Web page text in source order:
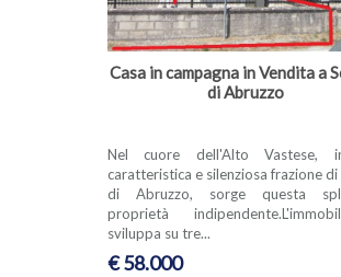
Casa in campagna in Vendita a
di Abruzzo
Nel cuore dell'Alto Vastese,
caratteristica e silenziosa frazione di
di Abruzzo, sorge questa
proprietà
sviluppa su tre...
€ 58.000